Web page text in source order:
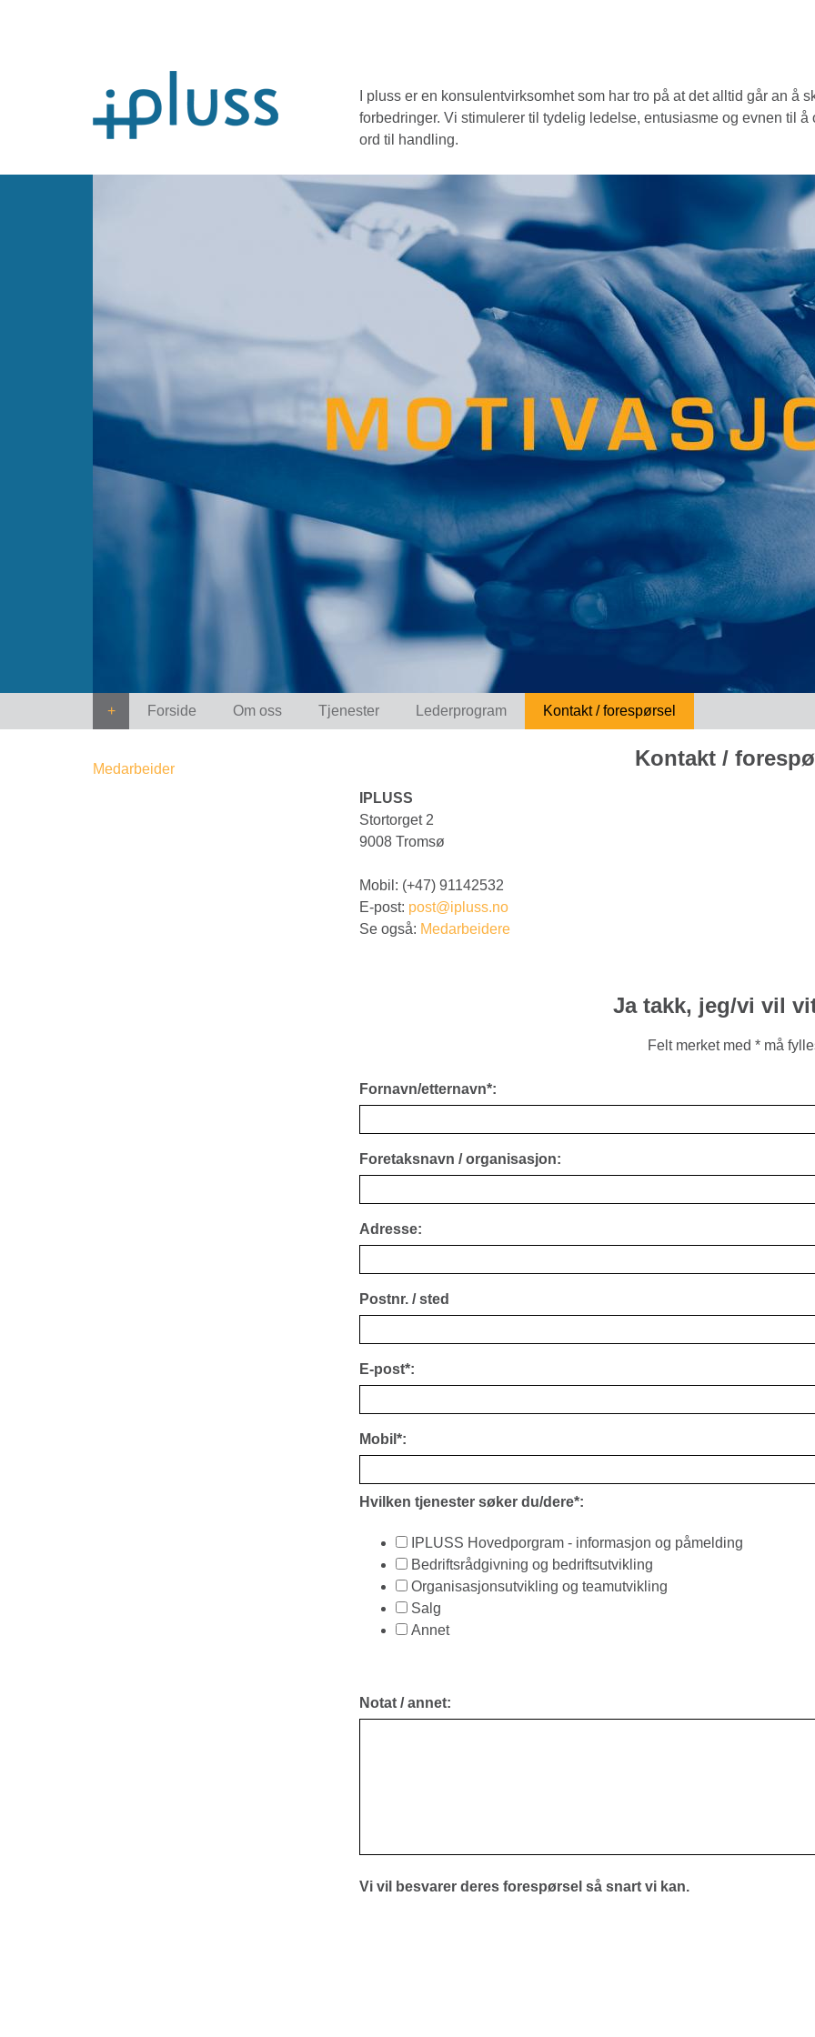
I pluss er en konsulentvirksomhet som har tro på at det alltid går an å
forbedringer. Vi stimulerer til tydelig ledelse, entusiasme og evnen til å
ord til handling.
+ Forside Om oss Tjenester Lederprogram Kontakt / forespørsel
Medarbeider Kontakt /
IPLUSS
Stortorget 2
9008 Tromsø
Mobil: (+47) 91142532
E-post: post@ipluss.no
Se også: Medarbeidere
Ja takk, jeg/vi vil
Felt merket med * må
Fornavn/etternavn*:
Foretaksnavn / organisasjon:
Adresse:
Postnr. / sted
E-post*:
Mobil*:
Hvilken tjenester søker du/dere*:
IPLUSS Hovedporgram - informasjon og påmelding
Bedriftsrådgivning og bedriftsutvikling
Organisasjonsutvikling og teamutvikling
Salg
Annet
Notat / annet:
Vi vil besvarer deres forespørsel så snart vi kan.